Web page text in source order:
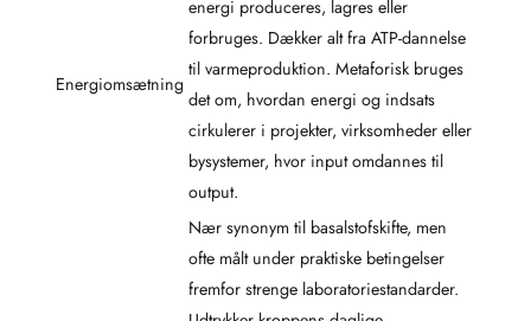
Energiomsætning
energi produceres, lagres eller
forbruges. Dækker alt fra ATP-dannelse
til varmeproduktion. Metaforisk bruges
det om, hvordan energi og indsats
cirkulerer i projekter, virksomheder eller
bysystemer, hvor input omdannes til
output.
Nær synonym til basalstofskifte, men
ofte målt under praktiske betingelser
fremfor strenge laboratoriestandarder.